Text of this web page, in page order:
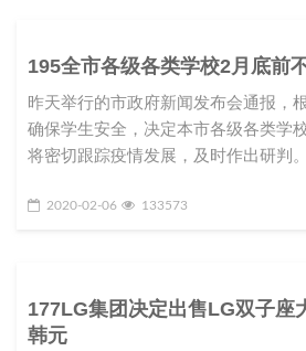
195全市各级各类学校2月底前
昨天举行的市政府新闻发布会通报，
确保学生安全，决定本市各级各类学
将密切跟踪疫情发展，及时作出研判
2020-02-06 133573
177LG集团决定出售LG双子座
韩元